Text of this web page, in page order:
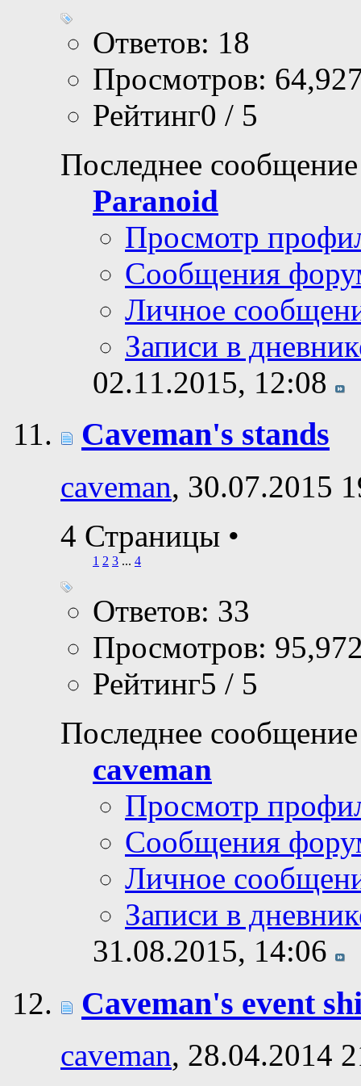
Ответов: 18
Просмотров:
Рейтинг0 / 5
Последнее
Paranoid
Просмотр
Сообщения
Личное
Записи в
02.11.2015, 12:08
Caveman's stands
caveman, 30.07.2015
4 Страницы •
1 2 3 ... 4
Ответов: 33
Просмотров:
Рейтинг5 / 5
Последнее
caveman
Просмотр
Сообщения
Личное
Записи в
31.08.2015, 14:06
Caveman's event
caveman, 28.04.2014